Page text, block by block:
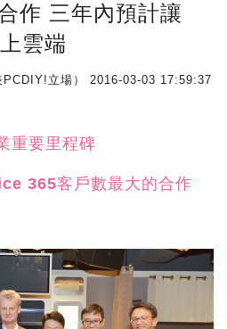
作 三年內預計讓
雲端
立場） 2016-03-03 17:59:37
重要里程碑
365客戶數最大的合作